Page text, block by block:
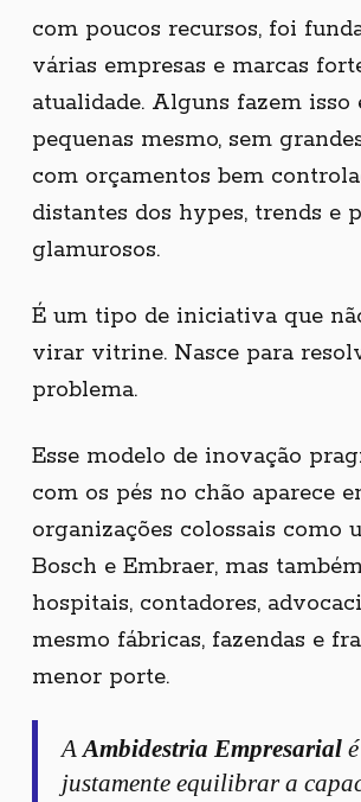
com poucos recursos, foi
várias empresas e marcas
atualidade. Alguns fazem isso
pequenas mesmo, sem
com orçamentos bem
distantes dos hypes, trends e
glamurosos.
É um tipo de iniciativa que
virar vitrine. Nasce para
problema.
Esse modelo de inovação
com os pés no chão aparece
organizações colossais como
Bosch e Embraer, mas
hospitais, contadores,
mesmo fábricas, fazendas e
menor porte.
AAmbidestria Empresarialé
justamente equilibrar a